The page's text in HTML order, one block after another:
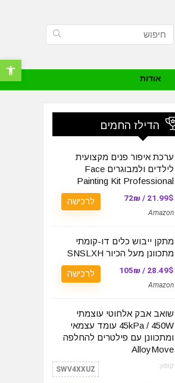
פתח
אודות
הדילז החמים
ערכת איפור פנים מקצועית
לילדים ולמבוגרים Face
Painting Kit Professional
21.99$ / 72₪
Amazon
לרכישה
מתקן ייבוש כלים דו-קומתי
מתכוונן מעל הכיור SNSLXH
28.49$ / 105₪
Amazon
לרכישה
שואב אבק אלחוטי עוצמתי
45kPa / 450W עומד עצמאי
ומתכוונן עם פילטרים להחלפה
AlloyMove
קופון: SWV4XXUZ